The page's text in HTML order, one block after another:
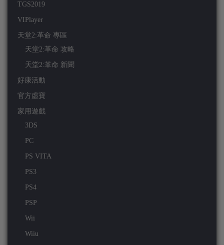
TGS2019
VIPlayer
天堂2:革命 專區
天堂2:革命 攻略
天堂2:革命 新聞
好康活動
官方虛寶
家用遊戲
3DS
PC
PS VITA
PS3
PS4
PSP
Wii
Wiiu